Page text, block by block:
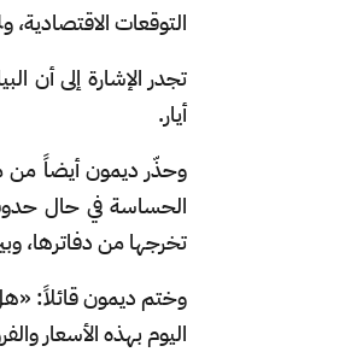
التوقعات الاقتصادية،
تجدر الإشارة إلى أن
أيار.
وحذّر ديمون أيضاً من
الحساسة في حال
تخرجها من دفاترها،
وختم ديمون قائلاً:
اليوم بهذه الأسعار